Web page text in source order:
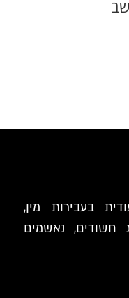
בעבירות מין,
חשודים, נאשמים